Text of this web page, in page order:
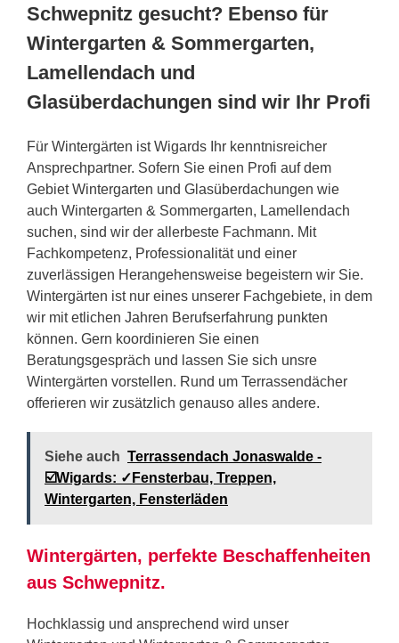
Schwepnitz gesucht? Ebenso für
Wintergarten & Sommergarten,
Lamellendach und
Glasüberdachungen sind wir Ihr Profi
Für Wintergärten ist Wigards Ihr kenntnisreicher
Ansprechpartner. Sofern Sie einen Profi auf dem
Gebiet Wintergarten und Glasüberdachungen wie
auch Wintergarten & Sommergarten, Lamellendach
suchen, sind wir der allerbeste Fachmann. Mit
Fachkompetenz, Professionalität und einer
zuverlässigen Herangehensweise begeistern wir Sie.
Wintergärten ist nur eines unserer Fachgebiete, in dem
wir mit etlichen Jahren Berufserfahrung punkten
können. Gern koordinieren Sie einen
Beratungsgespräch und lassen Sie sich unsre
Wintergärten vorstellen. Rund um Terrassendächer
offerieren wir zusätzlich genauso alles andere.
Siehe auch Terrassendach Jonaswalde -
☑️Wigards: ✓Fensterbau, Treppen,
Wintergarten, Fensterläden
Wintergärten, perfekte Beschaffenheiten
aus Schwepnitz.
Hochklassig und ansprechend wird unser